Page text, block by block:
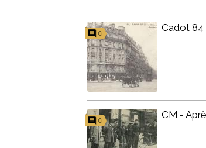
0 Cadot 84
0 CM -